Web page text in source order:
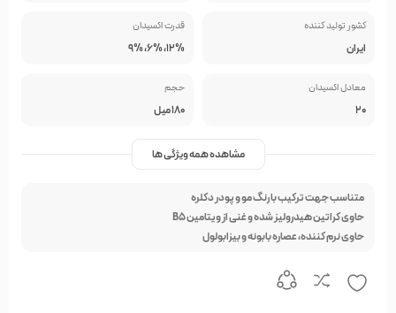
کشور تولید کننده
ایران
قدرت اکسیدان
12%، 6%، 9%
معادل اکسیدان
20
حجم
180 میل
مشاهده همه ویژگی ها
متناسب جهت ترکیب با رنگ مو و پودر دکلره
حاوی کراتین هیدرولیز شده و غنی از ویتامین B5
حاوی نرم کننده، عصاره بابونه و بیزابولول